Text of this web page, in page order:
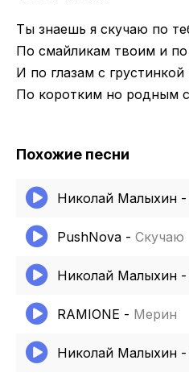
Ты знаешь я скучаю по
По смайликам твоим и
И по глазам с грустинкой
По коротким но родным
Похожие песни
Николай Малыхин -
PushNova - Скучаю
Николай Малыхин -
RAMIONE - Мерин
Николай Малыхин -